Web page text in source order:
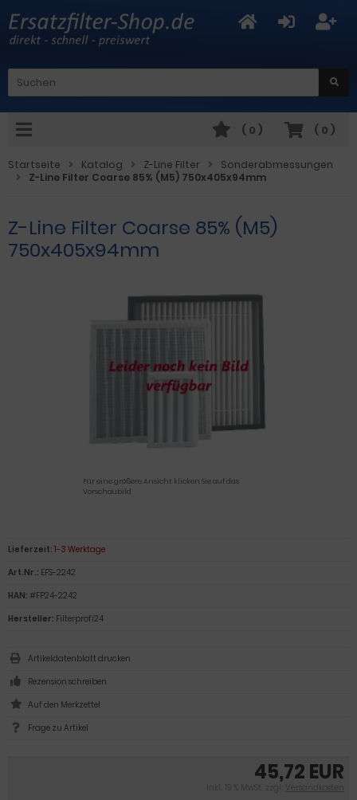
( 0 )
( 0 )
Startseite Katalog Z-Line Filter
Sonderabmessungen
Z-Line Filter Coarse 85% (M5) 750x405x94mm
Z-Line Filter Coarse 85% (M5)
750x405x94mm
Für eine größere Ansicht klicken Sie auf das
Vorschaubild
45,72 EUR
inkl. 19 % MwSt. zzgl. Versandkosten
Lieferzeit: 1-3 Werktage
Art.Nr.: EFS-2242
HAN: #FP24-2242
Hersteller: Filterprofi24
Artikeldatenblatt drucken
Rezension schreiben
Frage zu Artikel